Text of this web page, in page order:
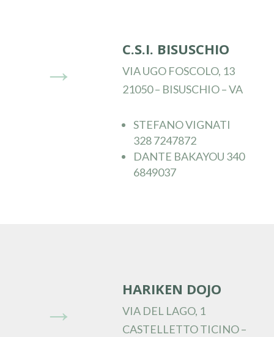
→
C.S.I. BISUSCHIO
VIA UGO FOSCOLO, 13
21050 – BISUSCHIO – VA
STEFANO VIGNATI
328 7247872
DANTE BAKAYOU 340
6849037
→
HARIKEN DOJO
VIA DEL LAGO, 1
CASTELLETTO TICINO –